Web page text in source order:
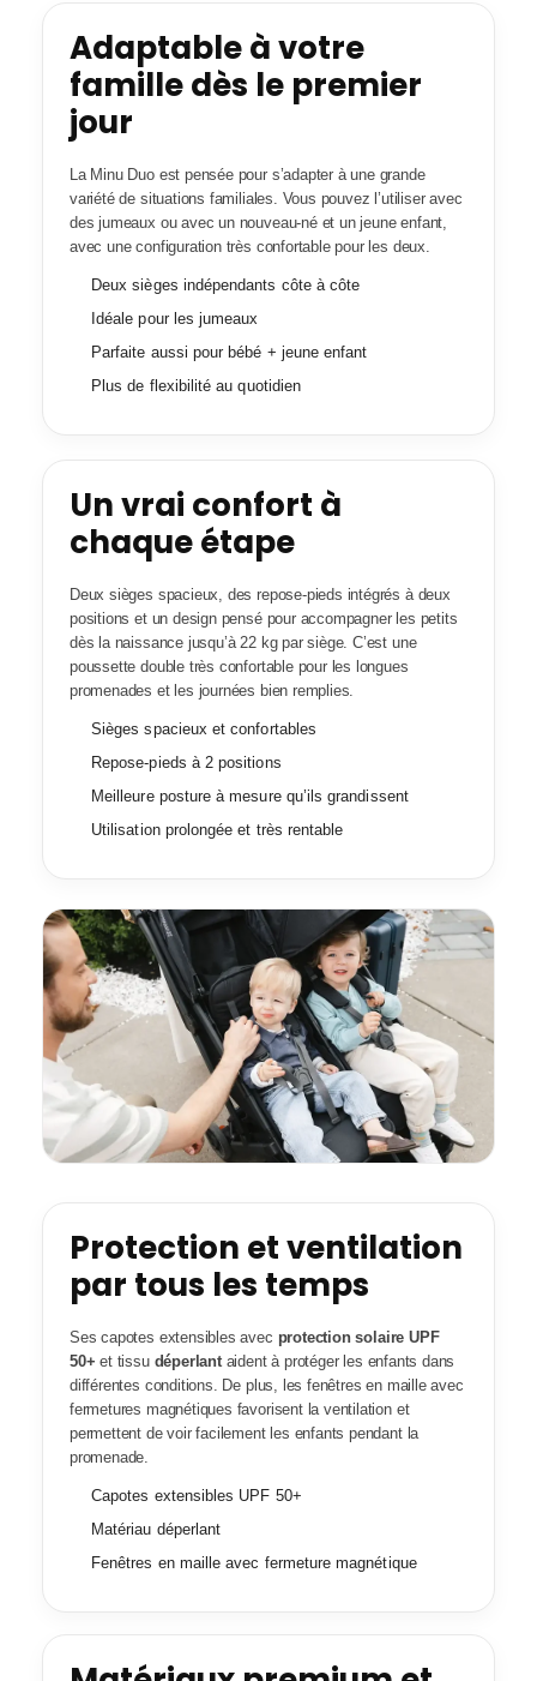
Adaptable à votre
famille dès le premier
jour
La Minu Duo est pensée pour s’adapter à une grande
variété de situations familiales. Vous pouvez l’utiliser avec
des jumeaux ou avec un nouveau-né et un jeune enfant,
avec une configuration très confortable pour les deux.
Deux sièges indépendants côte à côte
Idéale pour les jumeaux
Parfaite aussi pour bébé + jeune enfant
Plus de flexibilité au quotidien
Un vrai confort à
chaque étape
Deux sièges spacieux, des repose-pieds intégrés à deux
positions et un design pensé pour accompagner les petits
dès la naissance jusqu’à 22 kg par siège. C’est une
poussette double très confortable pour les longues
promenades et les journées bien remplies.
Sièges spacieux et confortables
Repose-pieds à 2 positions
Meilleure posture à mesure qu’ils grandissent
Utilisation prolongée et très rentable
Protection et ventilation
par tous les temps
Ses capotes extensibles avec protection solaire UPF
50+ et tissu déperlantaident à protéger les enfants dans
différentes conditions. De plus, les fenêtres en maille avec
fermetures magnétiques favorisent la ventilation et
permettent de voir facilement les enfants pendant la
promenade.
Capotes extensibles UPF 50+
Matériau déperlant
Fenêtres en maille avec fermeture magnétique